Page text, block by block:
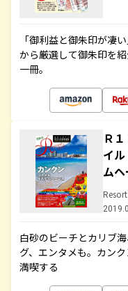
「御利益と御朱印が凄
から厳選して御朱印を
一冊。
Ｒ
イ
ム
白砂のビーチとカリブ
グ、エンタメも。カン
満喫する